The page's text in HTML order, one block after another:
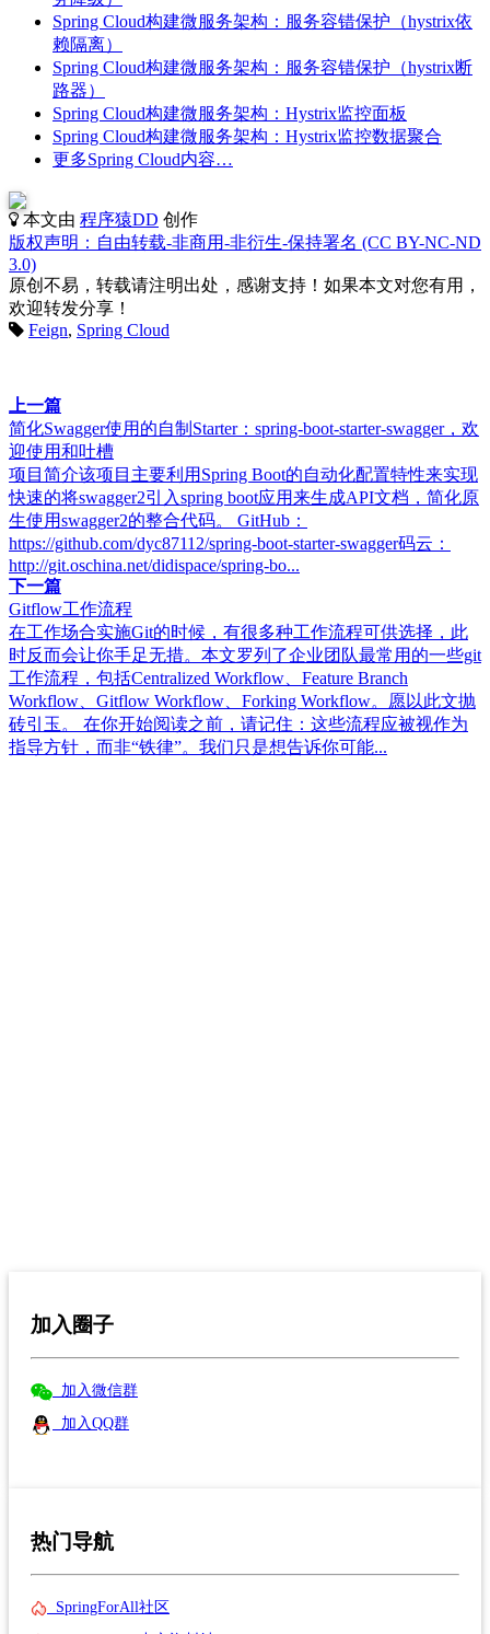
Spring Cloud构建微服务架构：服务容错保护（hystrix依
赖隔离）
Spring Cloud构建微服务架构：服务容错保护（hystrix断
路器）
Spring Cloud构建微服务架构：Hystrix监控面板
Spring Cloud构建微服务架构：Hystrix监控数据聚合
更多Spring Cloud内容…
本文由 程序猿DD 创作
版权声明：自由转载-非商用-非衍生-保持署名 (CC BY-NC-ND
3.0)
原创不易，转载请注明出处，感谢支持！如果本文对您有用，
欢迎转发分享！
Feign, Spring Cloud
上一篇
简化Swagger使用的自制Starter：spring-boot-starter-swagger，欢
迎使用和吐槽
项目简介该项目主要利用Spring Boot的自动化配置特性来实现
快速的将swagger2引入spring boot应用来生成API文档，简化原
生使用swagger2的整合代码。 GitHub：
https://github.com/dyc87112/spring-boot-starter-swagger码云：
http://git.oschina.net/didispace/spring-bo...
下一篇
Gitflow工作流程
在工作场合实施Git的时候，有很多种工作流程可供选择，此
时反而会让你手足无措。本文罗列了企业团队最常用的一些git
工作流程，包括Centralized Workflow、Feature Branch
Workflow、Gitflow Workflow、Forking Workflow。愿以此文抛
砖引玉。 在你开始阅读之前，请记住：这些流程应被视作为
指导方针，而非“铁律”。我们只是想告诉你可能...
加入圈子
加入微信群
加入QQ群
热门导航
SpringForAll社区